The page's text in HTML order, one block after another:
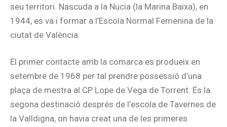
seu territori. Nascuda a la Nucia (la Marina Baixa), en
1944, es va i formar a l’Escola Normal Femenina de la
ciutat de València.
El primer contacte amb la comarca es produeix en
setembre de 1968 per tal prendre possessió d’una
plaça de mestra al CP Lope de Vega de Torrent. És la
segona destinació després de l’escola de Tavernes de
la Valldigna, on havia creat una de les primeres